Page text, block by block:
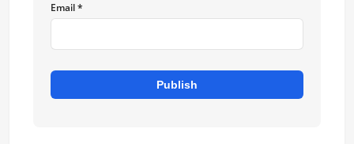
Email *
Publish